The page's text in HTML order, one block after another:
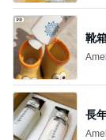
靴
長